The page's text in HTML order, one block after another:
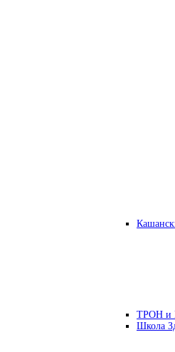
ТРОН и
Школа